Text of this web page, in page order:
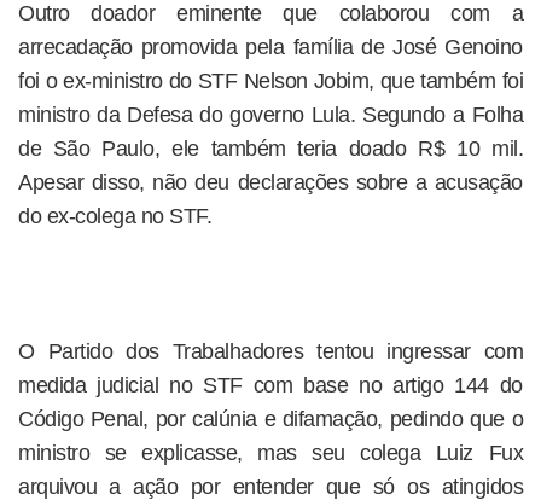
Outro doador eminente que colaborou com a
arrecadação promovida pela família de José Genoino
foi o ex-ministro do STF Nelson Jobim, que também foi
ministro da Defesa do governo Lula. Segundo a Folha
de São Paulo, ele também teria doado R$ 10 mil.
Apesar disso, não deu declarações sobre a acusação
do ex-colega no STF.
O Partido dos Trabalhadores tentou ingressar com
medida judicial no STF com base no artigo 144 do
Código Penal, por calúnia e difamação, pedindo que o
ministro se explicasse, mas seu colega Luiz Fux
arquivou a ação por entender que só os atingidos